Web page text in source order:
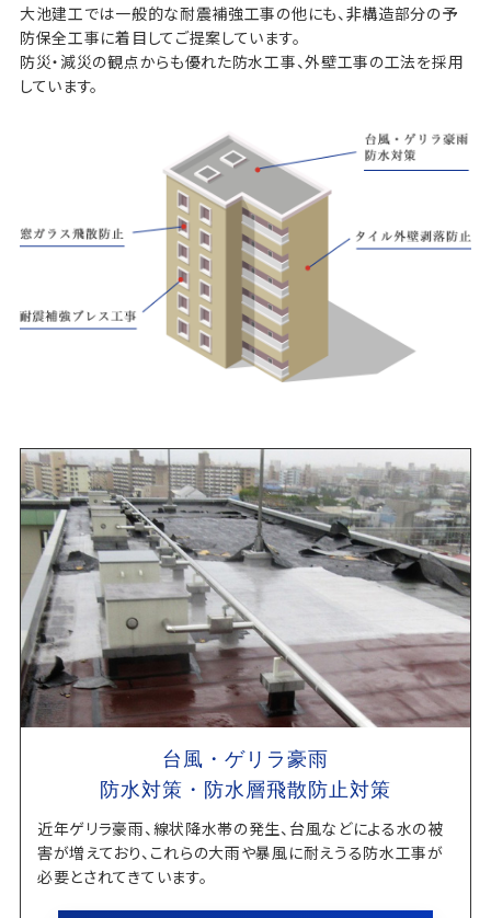
大池建工では一般的な耐震補強工事の他にも、非構造部分の予
防保全工事に着目してご提案しています。
防災・減災の観点からも優れた防水工事、外壁工事の工法を採用
しています。
台風・ゲリラ豪雨
防水対策・防水層飛散防止対策
近年ゲリラ豪雨、線状降水帯の発生、台風などによる水の被
害が増えており、これらの大雨や暴風に耐えうる防水工事が
必要とされてきています。